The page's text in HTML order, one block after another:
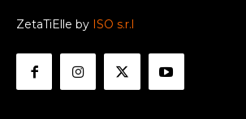
ZetaTiElle by ISO s.r.l